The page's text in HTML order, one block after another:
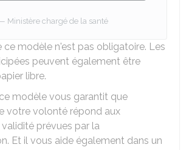
Ministère chargé de la santé
ce modèle n'est pas obligatoire. Les
peuvent également être
libre.
modèle vous garantit que
votre volonté répond aux
prévues par la
Et il vous aide également dans un